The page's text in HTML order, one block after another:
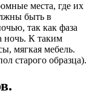
места, где их
быть в
так как фаза
ночь. К таким
мягкая мебель.
старого образца).